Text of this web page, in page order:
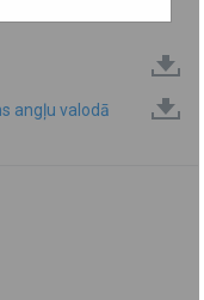
angļu valodā